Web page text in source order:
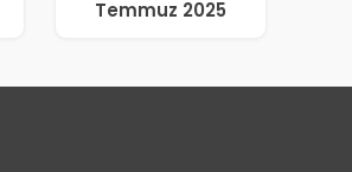
Temmuz 2025